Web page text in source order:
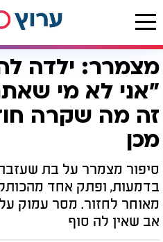
דף הבית יהדות ערוץ 2000
מצמרר: ילדה
"אני לא מי
זה מה שקרה
מכן
סיפור מצמרר על בת
בדמעות, ופתק אחד
מאוחר לחזור. מסר עמוק
אב שאין לה סוף